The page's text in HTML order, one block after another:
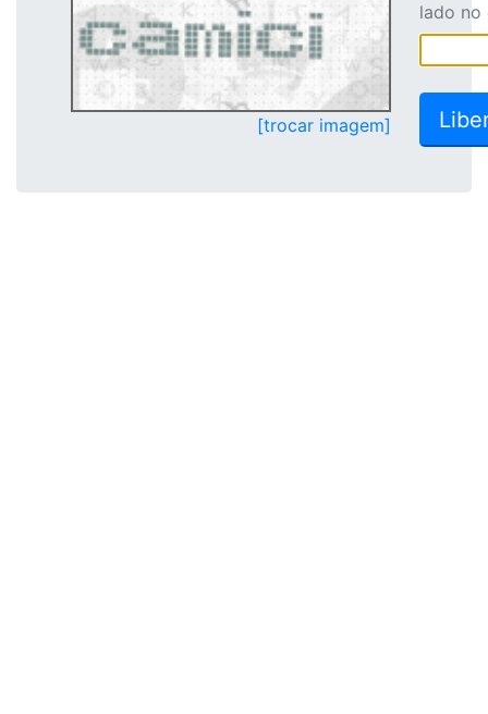
[trocar imagem]
lado no